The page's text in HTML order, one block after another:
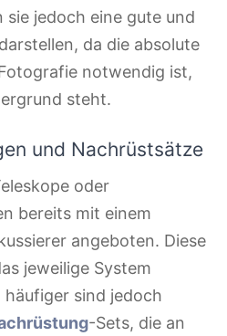
jedoch eine gute und
da die absolute
notwendig ist,
steht.
und Nachrüstsätze
oder
bereits mit einem
angeboten. Diese
jeweilige System
sind jedoch
-Sets, die an